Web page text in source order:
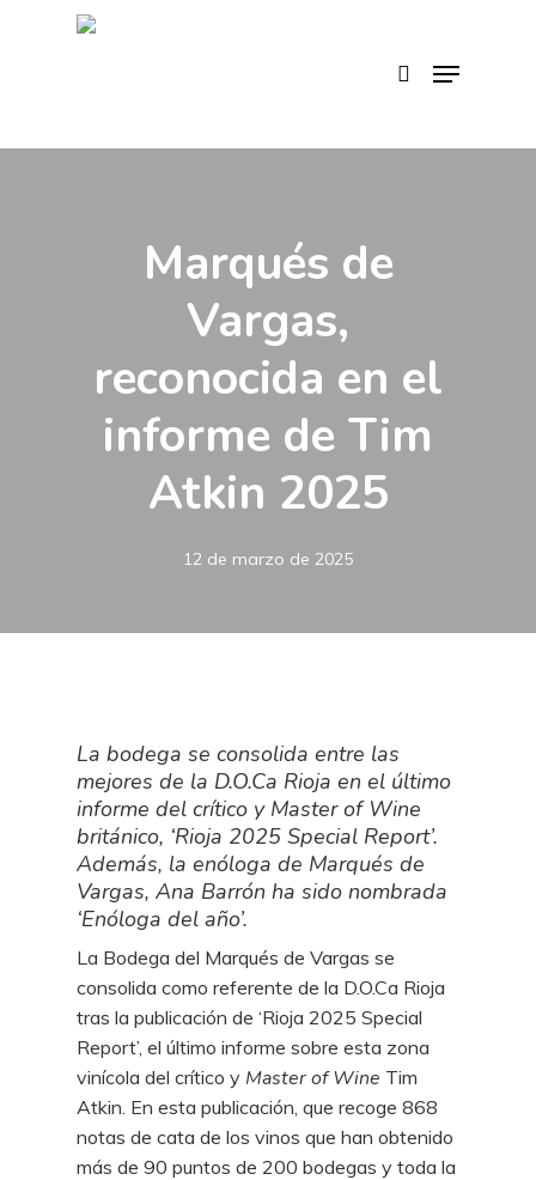
Menu
Marqués de
Vargas,
reconocida en el
informe de Tim
Atkin 2025
12 de marzo de 2025
La bodega se consolida entre las
mejores de la D.O.Ca Rioja en el último
informe del crítico y Master of Wine
británico, ‘Rioja 2025 Special Report’.
Además, la enóloga de Marqués de
Vargas, Ana Barrón ha sido nombrada
‘Enóloga del año’.
La Bodega del Marqués de Vargas se
consolida como referente de la D.O.Ca Rioja
tras la publicación de ‘Rioja 2025 Special
Report’, el último informe sobre esta zona
vinícola del crítico y Master of Wine Tim
Atkin. En esta publicación, que recoge 868
notas de cata de los vinos que han obtenido
más de 90 puntos de 200 bodegas y toda la